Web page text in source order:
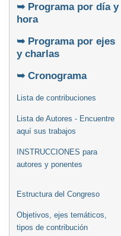
➥ Programa por día y
hora
➥ Programa por ejes
y charlas
➥ Cronograma
Lista de contribuciones
Lista de Autores - Encuentre
aquí sus trabajos
INSTRUCCIONES para
autores y ponentes
Estructura del Congreso
Objetivos, ejes temáticos,
tipos de contribución